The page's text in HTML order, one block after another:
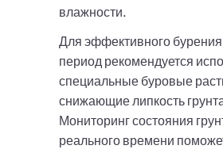
влажности.
Для эффективного
период рекомендуется
специальные буровые
снижающие липкость
Мониторинг состояния
реального времени